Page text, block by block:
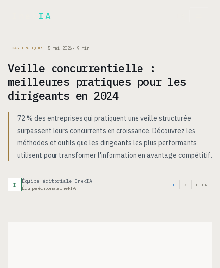
IA
CAS PRATIQUES 5 mai 2026 · 9 min
Veille concurrentielle :
meilleures pratiques pour les
dirigeants en 2024
72 % des entreprises qui pratiquent une veille structurée
surpassent leurs concurrents en croissance. Découvrez les
méthodes et outils que les dirigeants les plus performants
utilisent pour transformer l'information en avantage compétitif.
I
Équipe éditoriale InekIA
Équipe éditoriale InekIA
LI X LIEN